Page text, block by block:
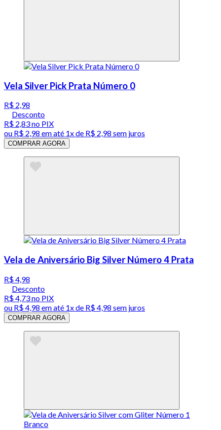
Vela Silver Pick Prata Número 0
R$ 2,98
Desconto
R$ 2,83no PIX
ou R$ 2,98 em até 1x de R$ 2,98 sem juros
COMPRAR AGORA
Vela de Aniversário Big Silver Número 4 Prata
R$ 4,98
Desconto
R$ 4,73no PIX
ou R$ 4,98 em até 1x de R$ 4,98 sem juros
COMPRAR AGORA